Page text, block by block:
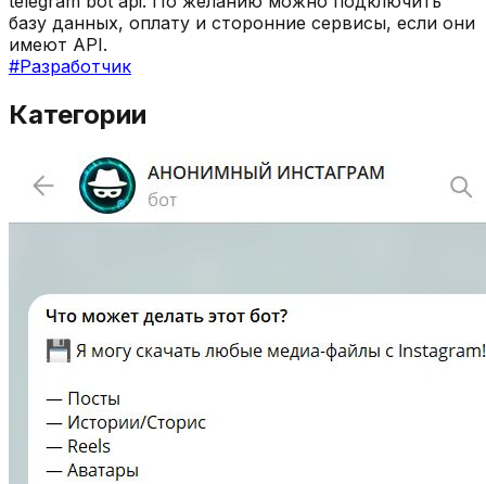
базу данных, оплату и сторонние сервисы, если они
имеют API.
#Разработчик
Категории